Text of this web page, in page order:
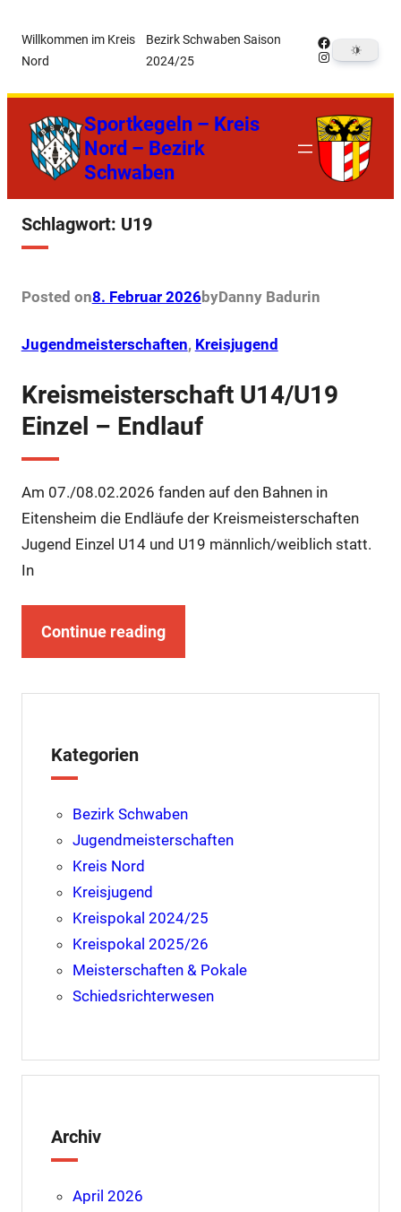
Inhalt
springen
Willkommen im Kreis
Nord
Bezirk Schwaben Saison
2024/25
Facebook
Instagram
Sportkegeln – Kreis
Nord – Bezirk
Schwaben
Schlagwort: U19
Posted on8. Februar 2026byDanny Badurin
Jugendmeisterschaften, Kreisjugend
Kreismeisterschaft U14/U19
Einzel – Endlauf
Am 07./08.02.2026 fanden auf den Bahnen in
Eitensheim die Endläufe der Kreismeisterschaften
Jugend Einzel U14 und U19 männlich/weiblich statt.
In
Continue reading
Kategorien
Bezirk Schwaben
Jugendmeisterschaften
Kreis Nord
Kreisjugend
Kreispokal 2024/25
Kreispokal 2025/26
Meisterschaften & Pokale
Schiedsrichterwesen
Archiv
April 2026